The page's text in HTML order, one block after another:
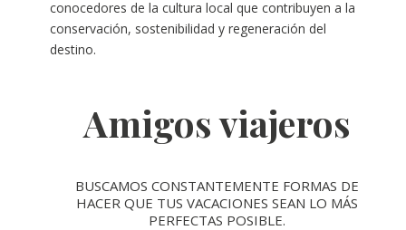
conocedores de la cultura local que contribuyen a la
conservación, sostenibilidad y regeneración del
destino.
Amigos viajeros
BUSCAMOS CONSTANTEMENTE FORMAS DE
HACER QUE TUS VACACIONES SEAN LO MÁS
PERFECTAS POSIBLE.